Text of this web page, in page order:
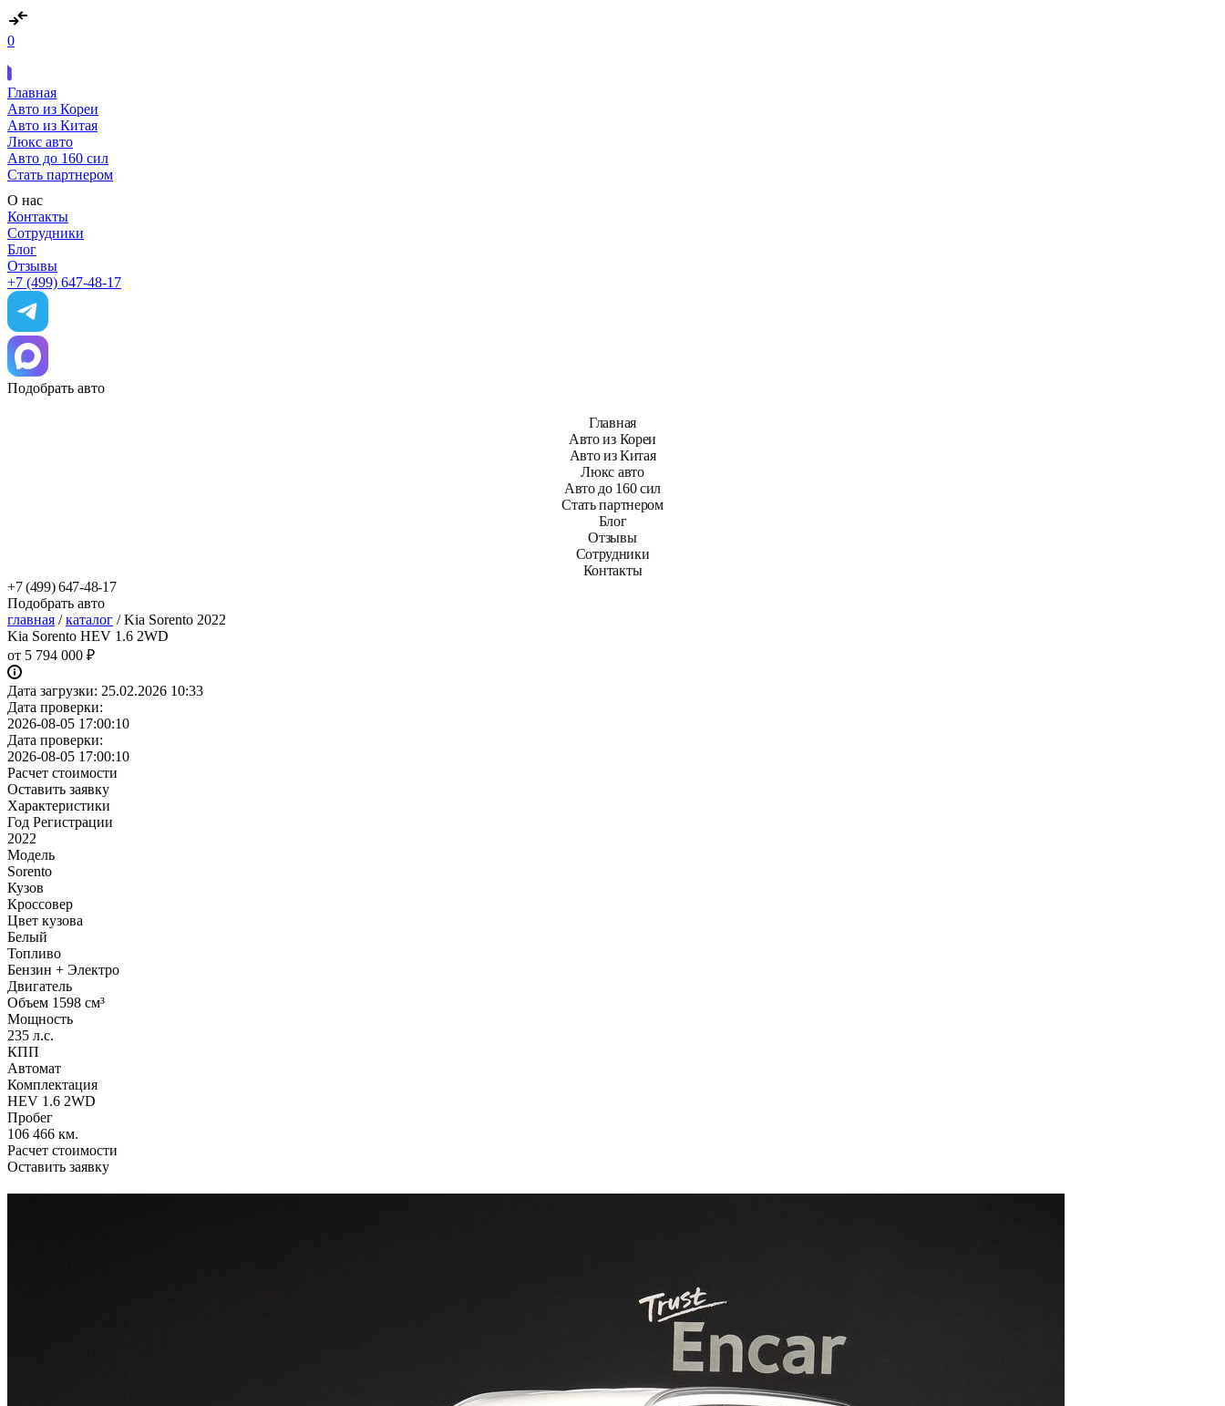
0
Главная
Авто из Кореи
Авто из Китая
Люкс авто
Авто до 160 сил
Стать партнером
О нас
Контакты
Сотрудники
Блог
Отзывы
+7 (499) 647-48-17
Подобрать авто
Главная
Авто из Кореи
Авто из Китая
Люкс авто
Авто до 160 сил
Стать партнером
Блог
Отзывы
Сотрудники
Контакты
+7 (499) 647-48-17
Подобрать авто
главная / каталог / Kia Sorento 2022
Kia Sorento HEV 1.6 2WD
от 5 794 000 ₽
Дата загрузки: 25.02.2026 10:33
Дата проверки:
2026-08-05 17:00:10
Дата проверки:
2026-08-05 17:00:10
Расчет стоимости
Оставить заявку
Характеристики
Год Регистрации
2022
Модель
Sorento
Кузов
Кроссовер
Цвет кузова
Белый
Топливо
Бензин + Электро
Двигатель
Объем 1598 см³
Мощность
235 л.с.
КПП
Автомат
Комплектация
HEV 1.6 2WD
Пробег
106 466 км.
Расчет стоимости
Оставить заявку